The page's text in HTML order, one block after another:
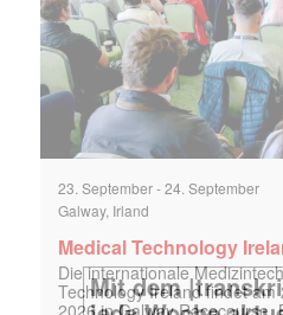
23. September-24. September
Galway, Irland
Medical Technology
Die internationale
Technology Ireland findet